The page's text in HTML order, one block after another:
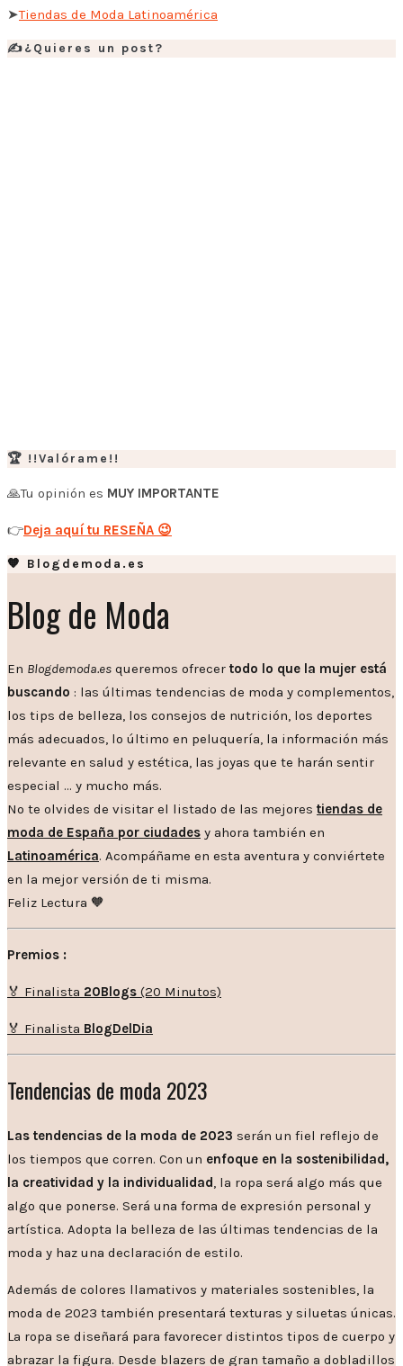
➤Tiendas de Moda Latinoamérica
✍️¿Quieres un post?
🏆 !!Valórame!!
🙏Tu opinión es MUY IMPORTANTE
👉Deja aquí tu RESEÑA 😉
🧡 Blogdemoda.es
Blog de Moda
En Blogdemoda.es queremos ofrecer todo lo que la mujer está
buscando : las últimas tendencias de moda y complementos,
los tips de belleza, los consejos de nutrición, los deportes
más adecuados, lo último en peluquería, la información más
relevante en salud y estética, las joyas que te harán sentir
especial … y mucho más.
No te olvides de visitar el listado de las mejores tiendas de
moda de España por ciudades y ahora también en
Latinoamérica. Acompáñame en esta aventura y conviértete
en la mejor versión de ti misma.
Feliz Lectura 🧡
Premios :
🏅 Finalista 20Blogs (20 Minutos)
🏅 Finalista BlogDelDia
Tendencias de moda 2023
Las tendencias de la moda de 2023 serán un fiel reflejo de
los tiempos que corren. Con un enfoque en la sostenibilidad,
la creatividad y la individualidad, la ropa será algo más que
algo que ponerse. Será una forma de expresión personal y
artística. Adopta la belleza de las últimas tendencias de la
moda y haz una declaración de estilo.
Además de colores llamativos y materiales sostenibles, la
moda de 2023 también presentará texturas y siluetas únicas.
La ropa se diseñará para favorecer distintos tipos de cuerpo y
abrazar la figura. Desde blazers de gran tamaño a dobladillos